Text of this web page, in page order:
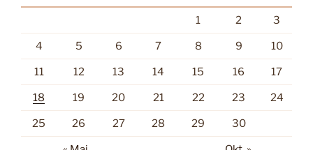
1 2 3
4 5 6 7 8 9 10
11 12 13 14 15 16 17
18 19 20 21 22 23 24
25 26 27 28 29 30